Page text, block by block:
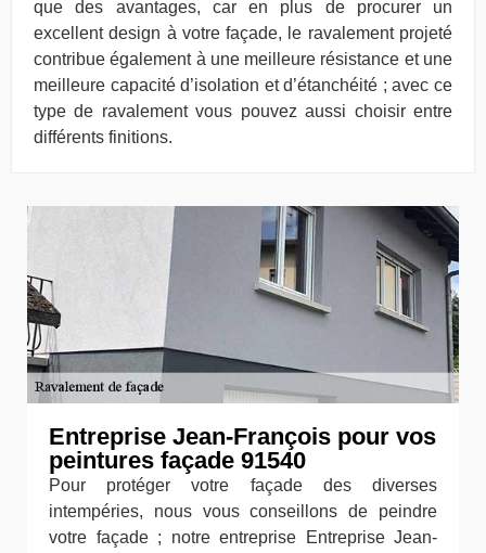
que des avantages, car en plus de procurer un
excellent design à votre façade, le ravalement projeté
contribue également à une meilleure résistance et une
meilleure capacité d’isolation et d’étanchéité ; avec ce
type de ravalement vous pouvez aussi choisir entre
différents finitions.
Entreprise Jean-François pour vos
peintures façade 91540
Pour protéger votre façade des diverses
intempéries, nous vous conseillons de peindre
votre façade ; notre entreprise Entreprise Jean-